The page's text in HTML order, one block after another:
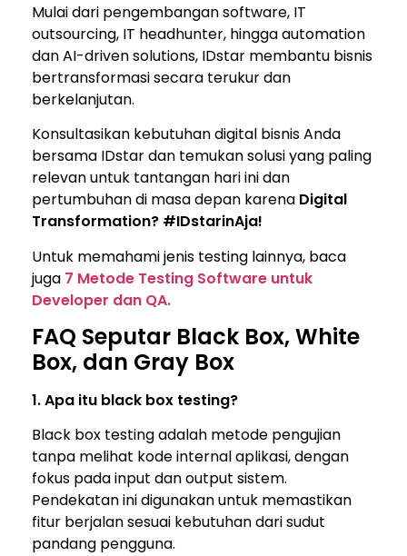
Mulai dari pengembangan software, IT
outsourcing, IT headhunter, hingga automation
dan AI-driven solutions, IDstar membantu bisnis
bertransformasi secara terukur dan
berkelanjutan.
Konsultasikan kebutuhan digital bisnis Anda
bersama IDstar dan temukan solusi yang paling
relevan untuk tantangan hari ini dan
pertumbuhan di masa depan karena Digital
Transformation? #IDstarinAja!
Untuk memahami jenis testing lainnya, baca
juga 7 Metode Testing Software untuk
Developer dan QA.
FAQ Seputar Black Box, White
Box, dan Gray Box
1. Apa itu black box testing?
Black box testing adalah metode pengujian
tanpa melihat kode internal aplikasi, dengan
fokus pada input dan output sistem.
Pendekatan ini digunakan untuk memastikan
fitur berjalan sesuai kebutuhan dari sudut
pandang pengguna.